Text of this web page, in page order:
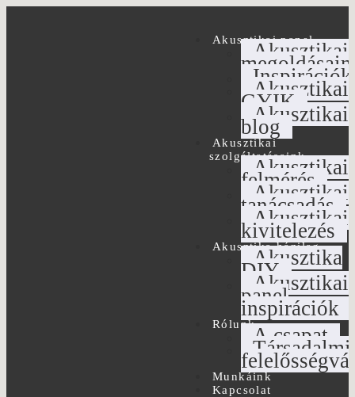
Akusztikai panel
Akusztikai
Inspirációk
Akusztikai
GYIK
Akusztikai
blog
Akusztikai
szolgáltatásaink
Akusztikai
felmérés
Akusztikai
tanácsadás
Akusztikai
kivitelezés
Akusztika házilag
Akusztika
DIY
Akusztikai
panel
inspirációk
RólunkA csapat
Társadalmi
Munkáink
Kapcsolat